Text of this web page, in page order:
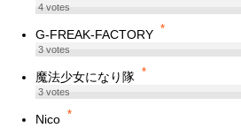
4votes
G-FREAK-FACTORY *
3votes
魔法少女になり隊 *
3votes
Nico *